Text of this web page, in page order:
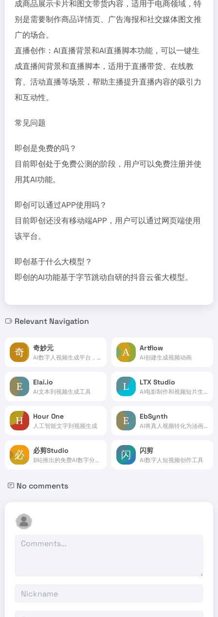
成商品展示卡片和图文带货内容，适用于电商领域，特
别是需要制作商品详情页、广告海报和社交媒体图文推
广的场合。
直播创作：AI直播背景和AI直播脚本功能，可以一键生
成直播间背景和直播脚本，适用于直播带货、在线教
育、活动直播等场景，帮助主播提升直播内容的吸引力
和互动性。
常见问题
即创是免费的吗？
目前即创处于免费公测的阶段，用户可以免费注册并使
用其AI功能。
即创可以通过APP使用吗？
目前即创还没有移动端APP，用户可以通过网页端使用
该平台。
即创基于什么大模型？
即创的AI功能基于字节跳动自研的抖音云雀大模型。
Relevant Navigation
奇妙元
AI数字人视频生成平台，由出门问问推出
Artflow
AI创建生成视频动画
Elai.io
AI文本到视频生成工具
LTX Studio
AI电影制作和视频短片生成平台
Hour One
人工智能文字到视频生成
EbSynth
AI将真人视频转化为油画风动画
必剪Studio
B站推出的免费AI数字分身定制和视频创作工具
闪剪
AI数字人短视频创作工具
No comments